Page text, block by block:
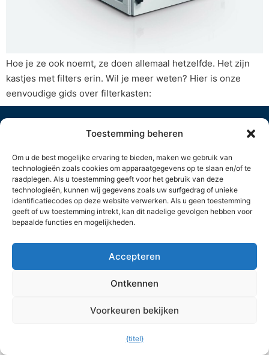
Toestemming beheren
Om u de best mogelijke ervaring te bieden, maken we gebruik van
technologieën zoals cookies om apparaatgegevens op te slaan en/of te
raadplegen. Als u toestemming geeft voor het gebruik van deze
technologieën, kunnen wij gegevens zoals uw surfgedrag of unieke
identificatiecodes op deze website verwerken. Als u geen toestemming
geeft of uw toestemming intrekt, kan dit nadelige gevolgen hebben voor
bepaalde functies en mogelijkheden.
Accepteren
Ontkennen
Voorkeuren bekijken
{titel}
Hoe je ze ook noemt, ze doen allemaal hetzelfde. Het zijn
kastjes met filters erin. Wil je meer weten? Hier is onze
eenvoudige gids over filterkasten:
Lyon House, Lyon
Road
Romford
Essex RM1 2BG
Verenigd Koninkrijk
+44 (0) 1708 755
enq@purifiedair.com
Cookiebeleid